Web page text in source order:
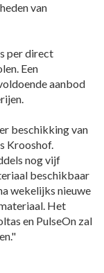
van
per direct
Een
aanbod
beschikking van
Krooshof.
nog vijf
beschikbaar
wekelijks nieuwe
Het
en PulseOn zal